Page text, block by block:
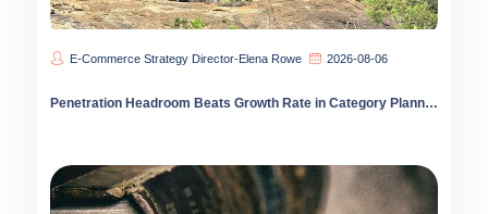
E-Commerce Strategy Director-Elena Rowe 2026-08-06
Penetration Headroom Beats Growth Rate in Category Planning